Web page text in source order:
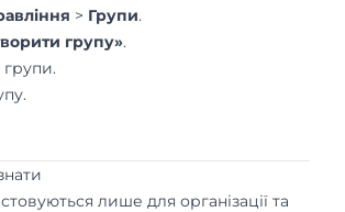
> Групи.
групу».
групи.
лише для організації та